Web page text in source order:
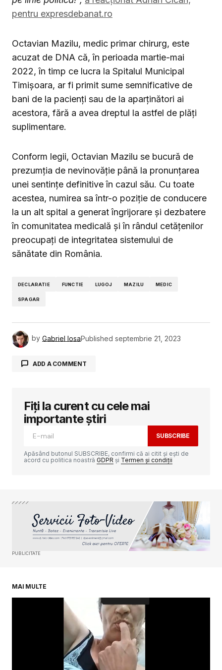
pentru expresdebanat.ro
Octavian Mazilu, medic primar chirurg, este
acuzat de DNA că, în perioada martie-mai
2022, în timp ce lucra la Spitalul Municipal
Timișoara, ar fi primit sume semnificative de
bani de la pacienți sau de la aparținători ai
acestora, fără a avea dreptul la astfel de plăți
suplimentare.
Conform legii, Octavian Mazilu se bucură de
prezumția de nevinovăție până la pronunțarea
unei sentințe definitive în cazul său. Cu toate
acestea, numirea sa într-o poziție de conducere
la un alt spital a generat îngrijorare și dezbatere
în comunitatea medicală și în rândul cetățenilor
preocupați de integritatea sistemului de
sănătate din România.
DECLARATIE FUNCTIE LUGOJ MAZILU MEDIC
SPAGAR
by Gabriel IosaPublished septembrie 21, 2023
ADD A COMMENT
Adresa ta de email nu va fi publicată.
Câmpurile obligatorii sunt marcate cu
Your E-mail*
SUBMIT COMMENT
Fiți la curent cu cele mai
importante știri
SUBSCRIBE
Apăsând butonul SUBSCRIBE, confirmi că ai citit și ești de
acord cu politica noastră GDPR și Termen și condiții
PUBLICITATE
MAI MULTE